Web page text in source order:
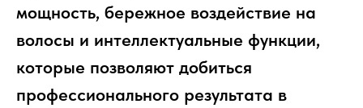
мощность, бережное воздействие на
волосы и интеллектуальные функции,
которые позволяют добиться
профессионального результата в